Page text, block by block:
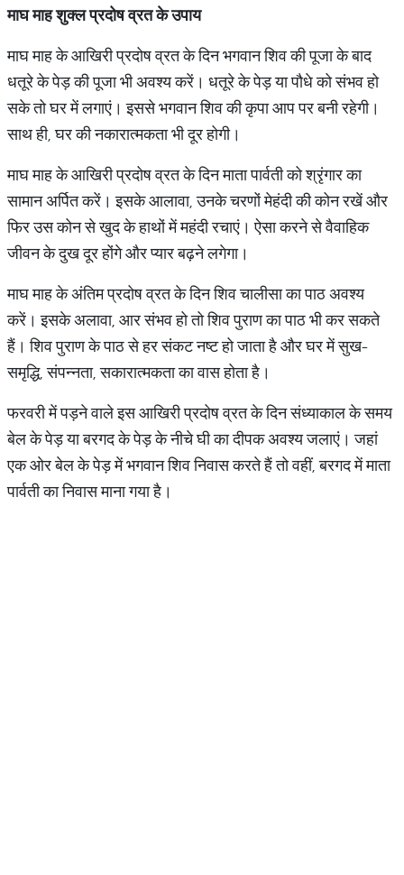
माघ माह शुक्ल प्रदोष व्रत के उपाय
माघ माह के आखिरी प्रदोष व्रत के दिन भगवान शिव की पूजा के बाद
धतूरे के पेड़ की पूजा भी अवश्य करें। धतूरे के पेड़ या पौधे को संभव हो
सके तो घर में लगाएं। इससे भगवान शिव की कृपा आप पर बनी रहेगी।
साथ ही, घर की नकारात्मकता भी दूर होगी।
माघ माह के आखिरी प्रदोष व्रत के दिन माता पार्वती को श्रृंगार का
सामान अर्पित करें। इसके आलावा, उनके चरणों मेहंदी की कोन रखें और
फिर उस कोन से खुद के हाथों में महंदी रचाएं। ऐसा करने से वैवाहिक
जीवन के दुख दूर होंगे और प्यार बढ़ने लगेगा।
माघ माह के अंतिम प्रदोष व्रत के दिन शिव चालीसा का पाठ अवश्य
करें। इसके अलावा, आर संभव हो तो शिव पुराण का पाठ भी कर सकते
हैं। शिव पुराण के पाठ से हर संकट नष्ट हो जाता है और घर में सुख-
समृद्धि, संपन्नता, सकारात्मकता का वास होता है।
फरवरी में पड़ने वाले इस आखिरी प्रदोष व्रत के दिन संध्याकाल के समय
बेल के पेड़ या बरगद के पेड़ के नीचे घी का दीपक अवश्य जलाएं। जहां
एक ओर बेल के पेड़ में भगवान शिव निवास करते हैं तो वहीं, बरगद में माता
पार्वती का निवास माना गया है।